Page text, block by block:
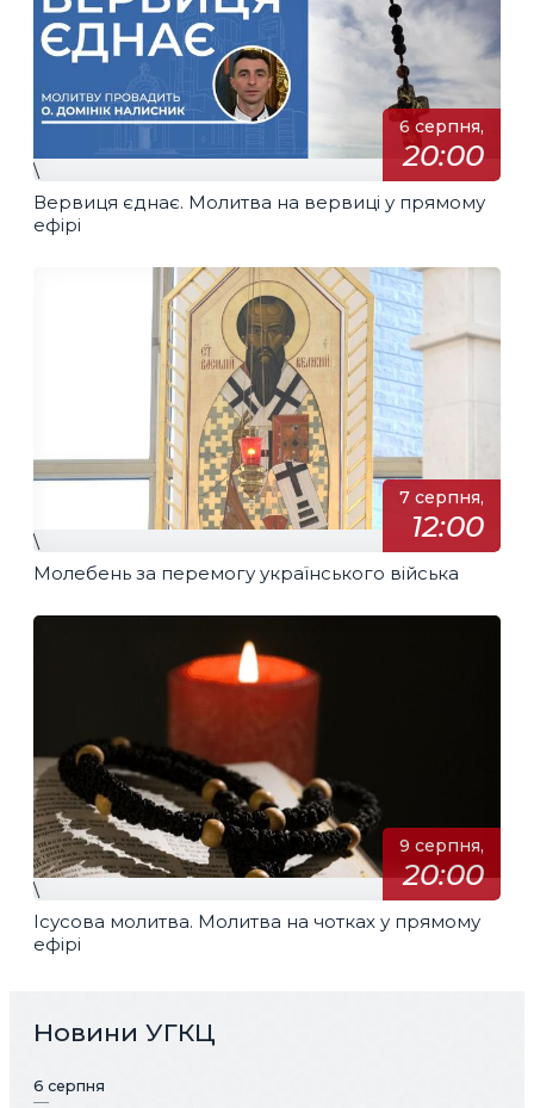
6 серпня,
20:00
\
Вервиця єднає. Молитва на вервиці у прямому
ефірі
7 серпня,
12:00
\
Молебень за перемогу українського війська
9 серпня,
20:00
\
Ісусова молитва. Молитва на чотках у прямому
ефірі
Новини УГКЦ
6 серпня